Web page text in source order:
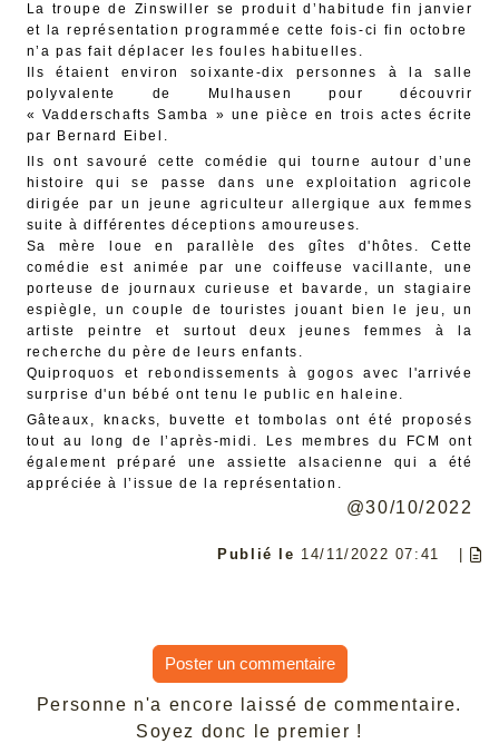
La troupe de Zinswiller se produit d’habitude fin janvier
et la représentation programmée cette fois-ci fin octobre
n’a pas fait déplacer les foules habituelles.
Ils étaient environ soixante-dix personnes à la salle
polyvalente de Mulhausen pour découvrir
« Vadderschafts Samba » une pièce en trois actes écrite
par Bernard Eibel.
Ils ont savouré cette comédie qui tourne autour d’une
histoire qui se passe dans une exploitation agricole
dirigée par un jeune agriculteur allergique aux femmes
suite à différentes déceptions amoureuses.
Sa mère loue en parallèle des gîtes d'hôtes. Cette
comédie est animée par une coiffeuse vacillante, une
porteuse de journaux curieuse et bavarde, un stagiaire
espiègle, un couple de touristes jouant bien le jeu, un
artiste peintre et surtout deux jeunes femmes à la
recherche du père de leurs enfants.
Quiproquos et rebondissements à gogos avec l'arrivée
surprise d'un bébé ont tenu le public en haleine.
Gâteaux, knacks, buvette et tombolas ont été proposés
tout au long de l’après-midi. Les membres du FCM ont
également préparé une assiette alsacienne qui a été
appréciée à l’issue de la représentation.
@30/10/2022
Publié le 14/11/2022 07:41
Poster un commentaire
Personne n'a encore laissé de commentaire.
Soyez donc le premier !